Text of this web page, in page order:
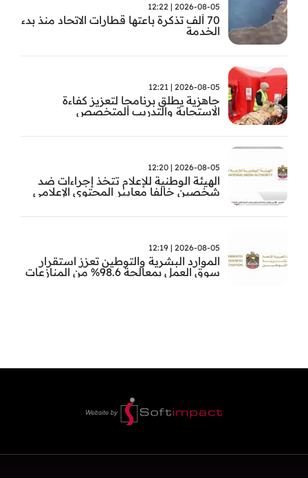
2026-08-05 | 12:22
70 ألف تذكرة باعتها قطارات الاتحاد منذ بدء
الخدمة
2026-08-05 | 12:21
جاهزية يطلق برنامجا لتعزيز كفاءة
الاستجابة والتدريب المتخصص
2026-08-05 | 12:20
الهيئة الوطنية للإعلام تتخذ إجراءات ضد
شخصين خالفا معايير المحتوى الإعلامي
2026-08-05 | 12:19
الموارد البشرية والتوطين تعزز استقرار
سوق العمل بمعالجة 98.6% من المنازعات